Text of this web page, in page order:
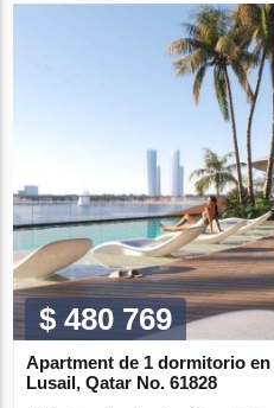
$ 480 769
Apartment de 1 dormitorio
Lusail, Qatar No. 61828